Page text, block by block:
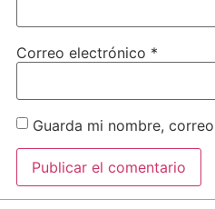
Correo electrónico *
Guarda mi nombre,